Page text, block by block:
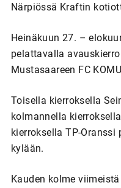
Närpiössä Kraftin
Heinäkuun 27. –
pelattavalla
Mustasaareen FC
Toisella kierroksella
kolmannella
kierroksella TP-
kylään.
Kauden kolme